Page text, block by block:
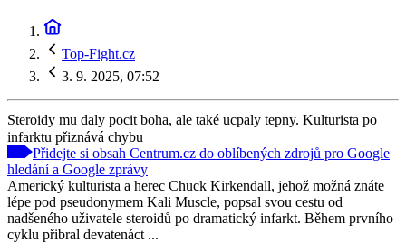
Top-Fight.cz
3. 9. 2025, 07:52
Steroidy mu daly pocit boha, ale také ucpaly tepny. Kulturista po
infarktu přiznává chybu
Přidejte si obsah Centrum.cz do oblíbených zdrojů pro Google
hledání a Google zprávy
Americký kulturista a herec Chuck Kirkendall, jehož možná znáte
lépe pod pseudonymem Kali Muscle, popsal svou cestu od
nadšeného uživatele steroidů po dramatický infarkt. Během prvního
cyklu přibral devatenáct ...